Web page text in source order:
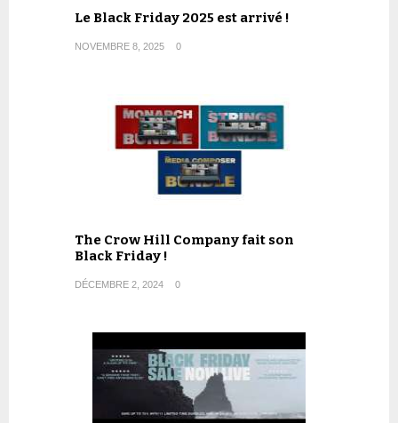
Le Black Friday 2025 est arrivé !
NOVEMBRE 8, 2025 0
The Crow Hill Company fait son
Black Friday !
DÉCEMBRE 2, 2024 0